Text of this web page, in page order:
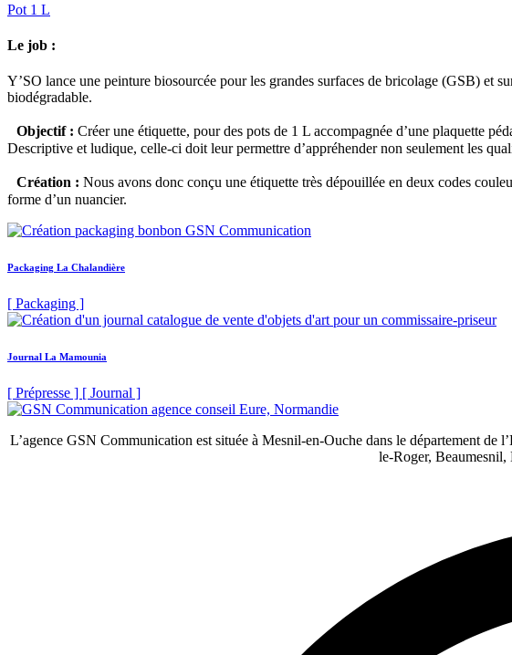
Pot 1 L
Le job :
Y’SO lance une peinture biosourcée pour les grandes surfaces de bricolage (GSB) et
biodégradable.
Objectif : Créer une étiquette, pour des pots de 1 L accompagnée d’une plaquette
Descriptive et ludique, celle-ci doit leur permettre d’appréhender non seulement les
Création : Nous avons donc conçu une étiquette très dépouillée en deux codes
forme d’un nuancier.
Packaging La Chalandière
[ Packaging ]
Journal La Mamounia
[ Prépresse ] [ Journal ]
L’agence GSN Communication est située à Mesnil-en-Ouche dans le département
le-Roger,